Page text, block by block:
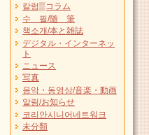
칼럼▒コラム
수 필/随 筆
책소개/本と雑誌
デジタル・インターネッ
ト
ニュース
写真
음악・동영상/音楽・動画
알림/お知らせ
코리안시니어네트워크
未分類